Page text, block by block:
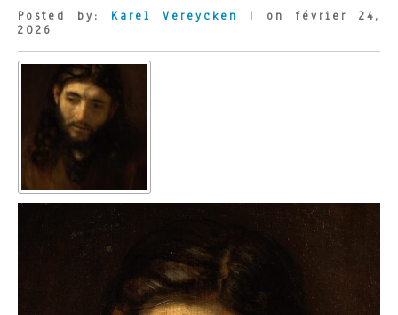
Posted by: Karel Vereycken
| on février 24,
2026